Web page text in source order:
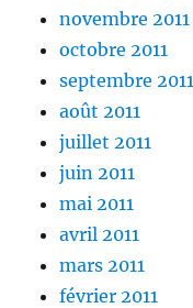
novembre 2011
octobre 2011
septembre 2011
août 2011
juillet 2011
juin 2011
mai 2011
avril 2011
mars 2011
février 2011